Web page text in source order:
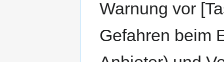
Warnung vor
Gefahren beim